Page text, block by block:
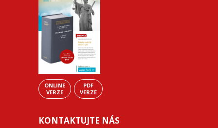
ONLINE
VERZE
PDF
VERZE
KONTAKTUJTE NÁS